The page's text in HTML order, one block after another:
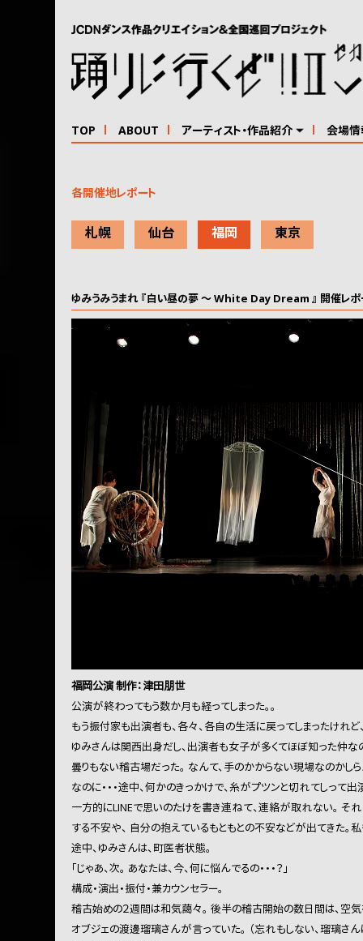
TOP ABOUT アーティスト・作品紹介 会場情
各開催地レポート
札幌 仙台 福岡 東京
ゆみうみうまれ 『白い昼の夢 ～ White Day Dream 』 開催レポ
福岡公演 制作：津田朋世
公演が終わってもう数か月も経ってしまった。。
もう振付家も出演者も、各々、各自の生活に戻ってしまったけれど、
ゆみさんは関西出身だし、出演者も女子が多くてほぼ知った仲な
曇りもない稽古場だった。 なんて、手のかからない現場なのかしら
なのに・・・途中、何かのきっかけで、糸がプツンと切れてしって出
一方的にLINEで思いのたけを書き連ねて、連絡が取れない。 そ
する不安や、 自分の抱えているもともとの不安などが出てきた。私
途中、ゆみさんは、町医者状態。
「じゃあ、次。 あなたは、今、何に悩んでるの・・・？」
構成・演出・振付・兼カウンセラー。
稽古始めの２週間は和気藹々。 後半の稽古開始の数日間は、空気を
オブジェの渡邊瑠璃さんが言っていた。 （忘れもしない、瑠璃さ